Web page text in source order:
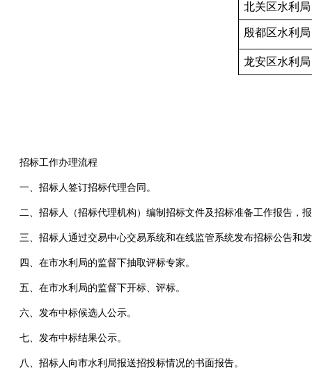
北关区水利局
殷都区水利局
龙安区水利局
招标工作办理流程
一、招标人签订招标代理合同。
二、招标人（招标代理机构）编制招标文件及招标准备工作报告，
三、招标人通过交易中心交易系统和在线监管系统发布招标公告和
四、在市水利局的监督下抽取评标专家。
五、在市水利局的监督下开标、评标。
六、发布中标候选人公示。
七、发布中标结果公示。
八、招标人向市水利局报送招投标情况的书面报告。